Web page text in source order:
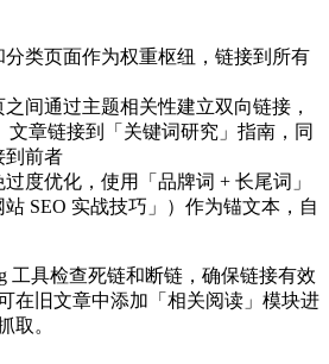
类页面作为权重枢纽，链接到所有
间通过主题相关性建立双向链接，
文章链接到「关键词研究」指南，同
到前者
度优化，使用「品牌词 + 长尾词」
SEO 实战技巧」）作为锚文本，自
工具检查死链和断链，确保链接有效
在旧文章中添加「相关阅读」模块进
取。